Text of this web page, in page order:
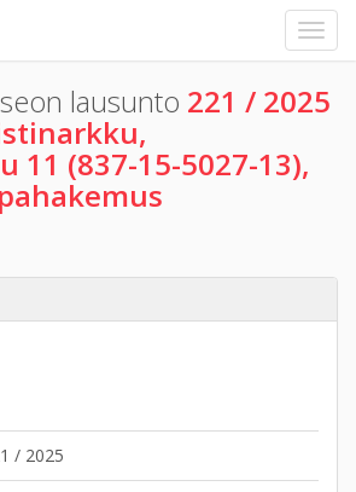
lausunto 221 / 2025
11 (837-15-5027-13),
/ 2025